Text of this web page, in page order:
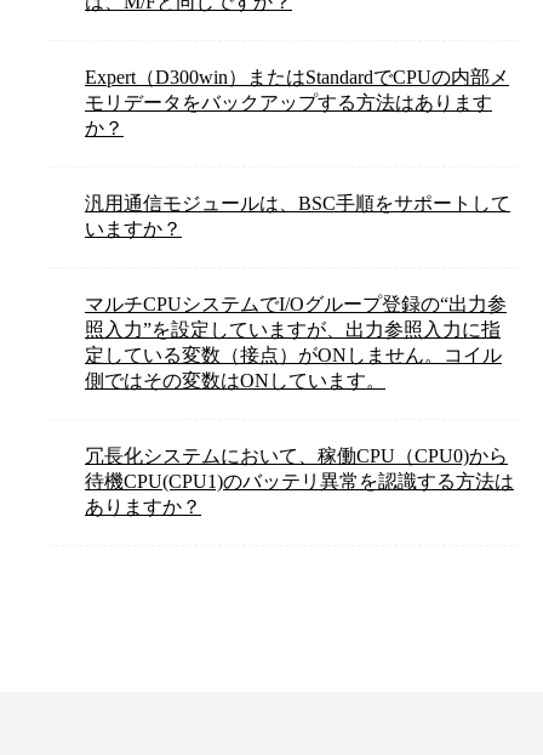
Expert（D300win）またはStandardでCPUの内部メ
モリデータをバックアップする方法はあります
か？
汎用通信モジュールは、BSC手順をサポートして
いますか？
マルチCPUシステムでI/Oグループ登録の“出力参
照入力”を設定していますが、出力参照入力に指
定している変数（接点）がONしません。コイル
側ではその変数はONしています。
冗長化システムにおいて、稼働CPU（CPU0)から
待機CPU(CPU1)のバッテリ異常を認識する方法は
ありますか？